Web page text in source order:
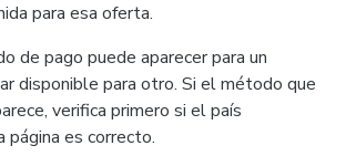
para esa oferta.
de pago puede aparecer para un
disponible para otro. Si el método que
verifica primero si el país
página es correcto.